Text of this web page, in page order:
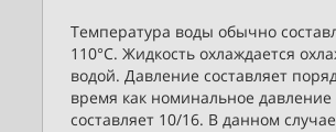
Температура воды обычно
110°С. Жидкость охлаждается
водой. Давление составляет
время как номинальное
составляет 10/16. В данном